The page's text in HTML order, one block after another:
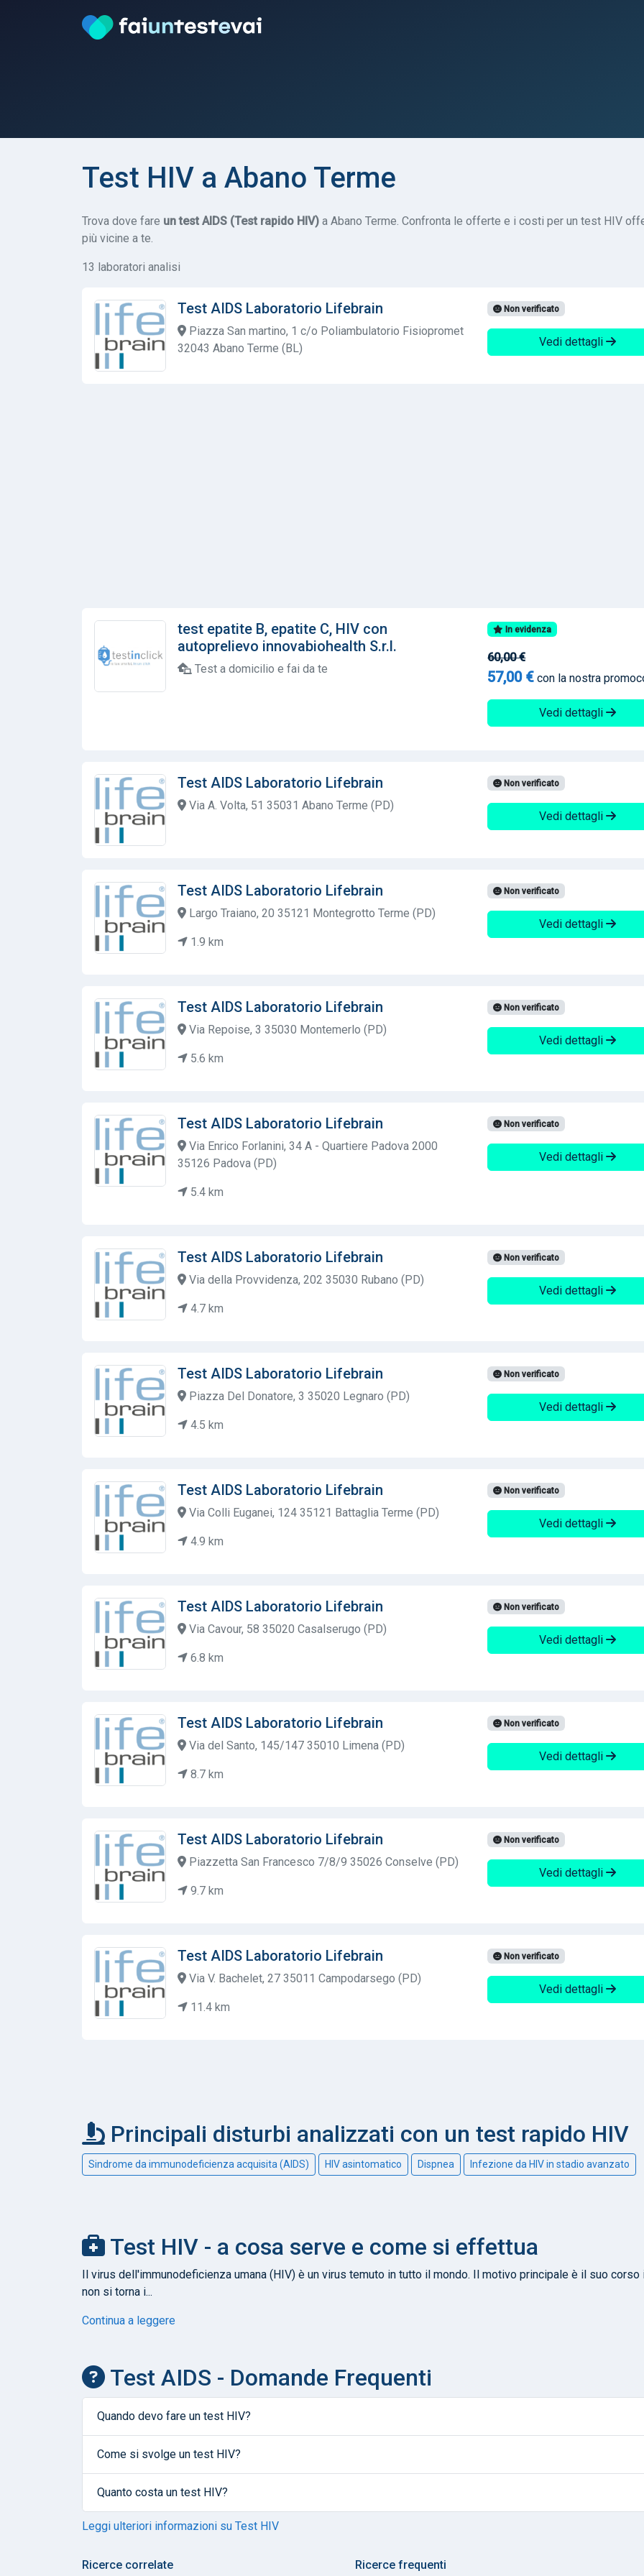
Test HIV a Abano Terme
Trova dove fare un test AIDS (Test rapido HIV) a Abano Terme. Confronta le offerte e i costi per un test HIV
più vicine a te.
13 laboratori analisi
Test AIDS Laboratorio Lifebrain
Piazza San martino, 1 c/o Poliambulatorio Fisiopromet
32043 Abano Terme (BL)
Non verificato
Vedi dettagli
test epatite B, epatite C, HIV con
autoprelievo innovabiohealth S.r.l.
Test a domicilio e fai da te
In evidenza
60,00 €
57,00 € con la nostra
Vedi dettagli
Test AIDS Laboratorio Lifebrain
Via A. Volta, 51 35031 Abano Terme (PD)
Non verificato
Vedi dettagli
Test AIDS Laboratorio Lifebrain
Largo Traiano, 20 35121 Montegrotto Terme (PD)
1.9 km
Non verificato
Vedi dettagli
Test AIDS Laboratorio Lifebrain
Via Repoise, 3 35030 Montemerlo (PD)
5.6 km
Non verificato
Vedi dettagli
Test AIDS Laboratorio Lifebrain
Via Enrico Forlanini, 34 A - Quartiere Padova 2000
35126 Padova (PD)
5.4 km
Non verificato
Vedi dettagli
Test AIDS Laboratorio Lifebrain
Via della Provvidenza, 202 35030 Rubano (PD)
4.7 km
Non verificato
Vedi dettagli
Test AIDS Laboratorio Lifebrain
Piazza Del Donatore, 3 35020 Legnaro (PD)
4.5 km
Non verificato
Vedi dettagli
Test AIDS Laboratorio Lifebrain
Via Colli Euganei, 124 35121 Battaglia Terme (PD)
4.9 km
Non verificato
Vedi dettagli
Test AIDS Laboratorio Lifebrain
Via Cavour, 58 35020 Casalserugo (PD)
6.8 km
Non verificato
Vedi dettagli
Test AIDS Laboratorio Lifebrain
Via del Santo, 145/147 35010 Limena (PD)
8.7 km
Non verificato
Vedi dettagli
Test AIDS Laboratorio Lifebrain
Piazzetta San Francesco 7/8/9 35026 Conselve (PD)
9.7 km
Non verificato
Vedi dettagli
Test AIDS Laboratorio Lifebrain
Via V. Bachelet, 27 35011 Campodarsego (PD)
11.4 km
Non verificato
Vedi dettagli
Principali disturbi analizzati con un test rapido HIV
Sindrome da immunodeficienza acquisita (AIDS) HIV asintomatico Dispnea Infezione da HIV in stadio avanzato
Test HIV - a cosa serve e come si effettua
Il virus dell'immunodeficienza umana (HIV) è un virus temuto in tutto il mondo. Il motivo principale è il suo
non si torna i...
Continua a leggere
Test AIDS - Domande Frequenti
Quando devo fare un test HIV?
Come si svolge un test HIV?
Quanto costa un test HIV?
Leggi ulteriori informazioni su Test HIV
Ricerce correlate Ricerce frequenti